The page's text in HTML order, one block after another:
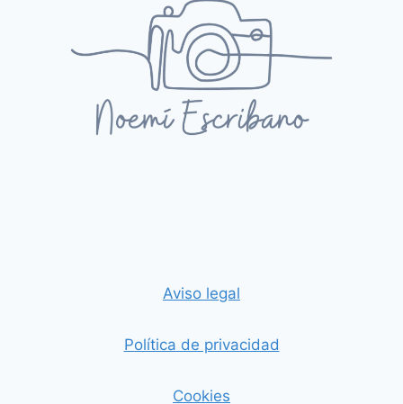
Aviso legal
Política de privacidad
Cookies